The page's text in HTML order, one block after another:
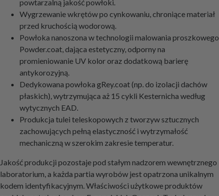
powtarzalną jakość powłoki.
Wygrzewanie wkrętów po cynkowaniu, chroniące materiał
przed kruchością wodorową.
Powłoka nanoszona w technologii malowania proszkowego
Powder.coat, dająca estetyczny, odporny na
promieniowanie UV kolor oraz dodatkową barierę
antykorozyjną.
Dedykowana powłoka gRey.coat (np. do izolacji dachów
płaskich), wytrzymująca aż 15 cykli Kesternicha według
wytycznych EAD.
Produkcja tulei teleskopowych z tworzyw sztucznych
zachowujących pełną elastyczność i wytrzymałość
mechaniczną w szerokim zakresie temperatur.
Jakość produkcji pozostaje pod stałym nadzorem wewnętrznego
laboratorium, a każda partia wyrobów jest opatrzona unikalnym
kodem identyfikacyjnym. Właściwości użytkowe produktów